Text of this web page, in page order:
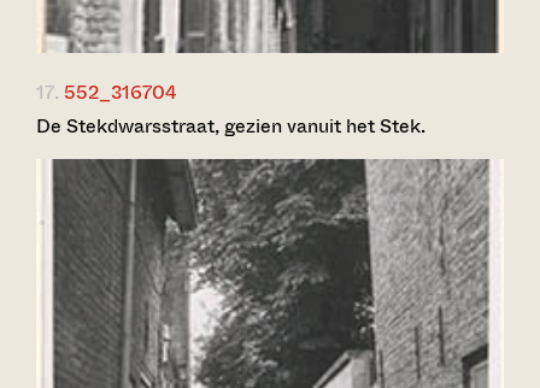
17. 552_316704
De Stekdwarsstraat, gezien vanuit het Stek.